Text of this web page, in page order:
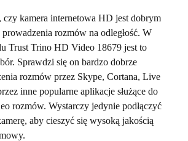
czy kamera internetowa HD jest dobrym
rozmów na odległość. W
Trust Trino HD Video 18679 jest to
Sprawdzi się on bardzo dobrze
rozmów przez Skype, Cortana, Live
inne popularne aplikacje służące do
rozmów. Wystarczy jedynie podłączyć
aby cieszyć się wysoką jakością